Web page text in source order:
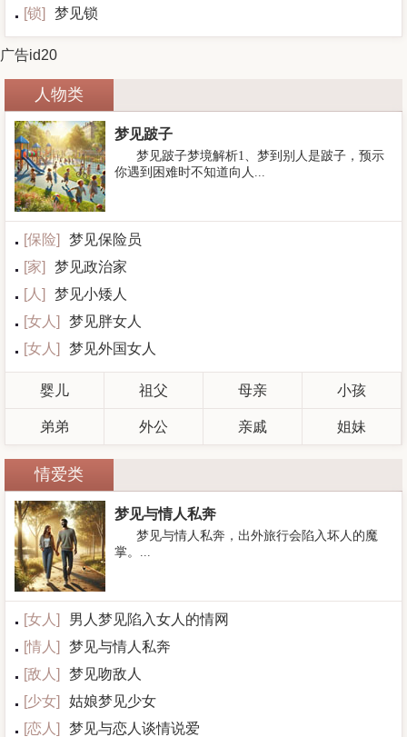
[锁] 梦见锁
广告id20
人物类
梦见跛子
梦见跛子梦境解析1、梦到别人是跛子，预示
你遇到困难时不知道向人...
[保险]
梦见保险员
[家]
梦见政治家
[人 ]
梦见小矮人
[女人 ]
梦见胖女人
[女人 ] 梦见外国女人
婴儿 祖父 母亲 小孩
弟弟 外公 亲戚 姐妹
情爱类
梦见与情人私奔
梦见与情人私奔，出外旅行会陷入坏人的魔
掌。...
[女人 ]
男人梦见陷入女人的情网
[情人 ]
梦见与情人私奔
[敌人 ]
梦见吻敌人
[少女]
姑娘梦见少女
[恋人 ] 梦见与恋人谈情说爱